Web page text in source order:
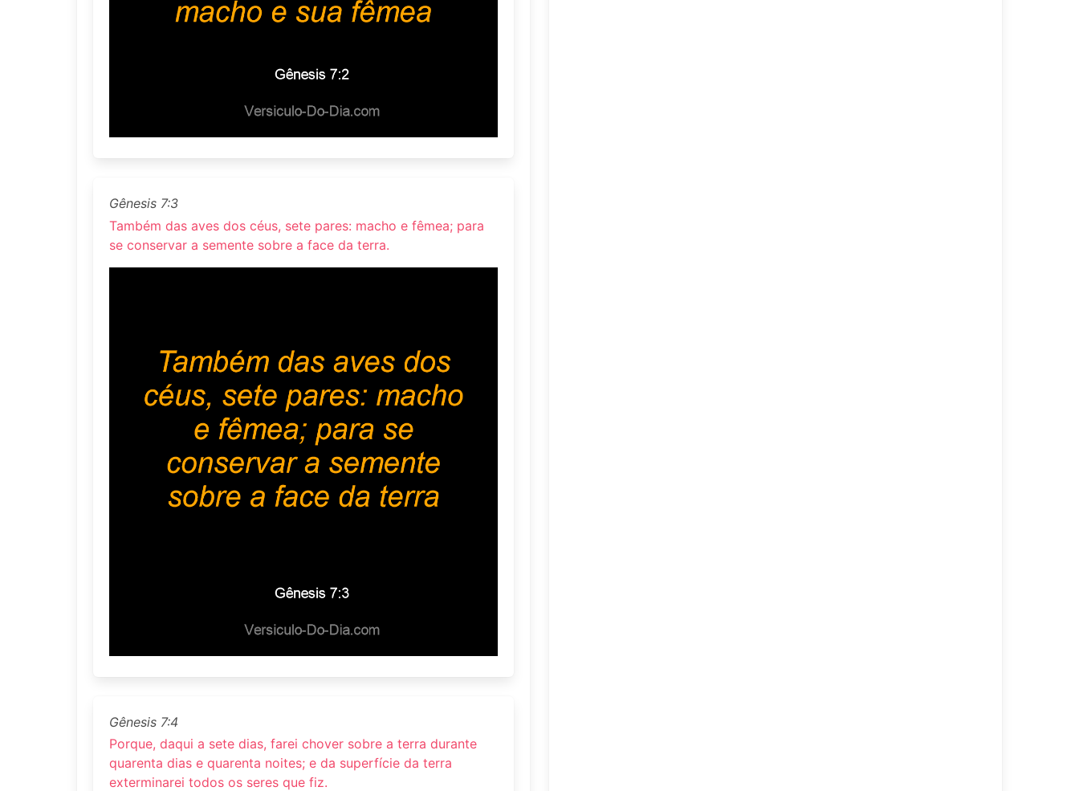
Gênesis 7:3
Também das aves dos céus, sete pares: macho e fêmea; para
se conservar a semente sobre a face da terra.
Gênesis 7:4
Porque, daqui a sete dias, farei chover sobre a terra durante
quarenta dias e quarenta noites; e da superfície da terra
exterminarei todos os seres que fiz.